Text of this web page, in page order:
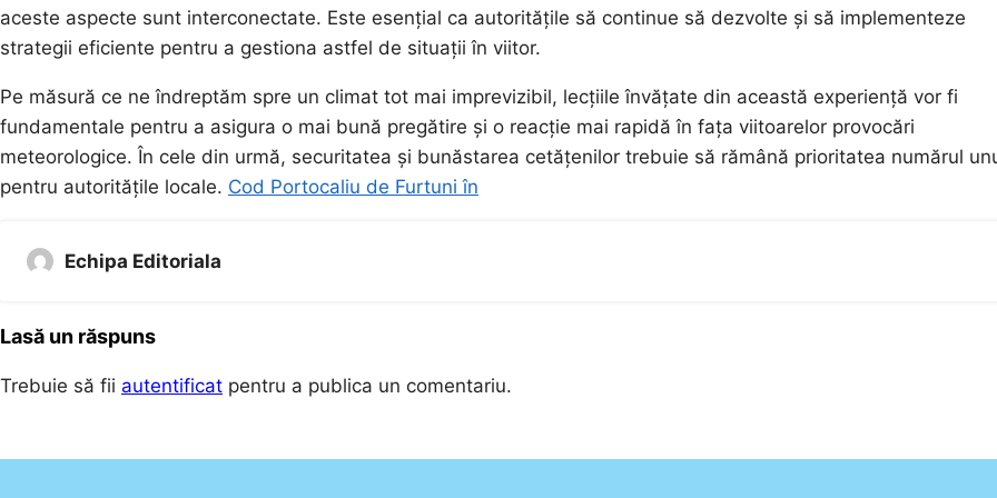
aceste aspecte sunt interconectate. Este esențial ca autoritățile să continue să dezvolte și să implementeze
strategii eficiente pentru a gestiona astfel de situații în viitor.
Pe măsură ce ne îndreptăm spre un climat tot mai imprevizibil, lecțiile învățate din această experiență vor fi
fundamentale pentru a asigura o mai bună pregătire și o reacție mai rapidă în fața viitoarelor provocări
meteorologice. În cele din urmă, securitatea și bunăstarea cetățenilor trebuie să rămână prioritatea numărul
pentru autoritățile locale. Cod Portocaliu de Furtuni în
Echipa Editoriala
Lasă un răspuns
Trebuie să fii autentificat pentru a publica un comentariu.